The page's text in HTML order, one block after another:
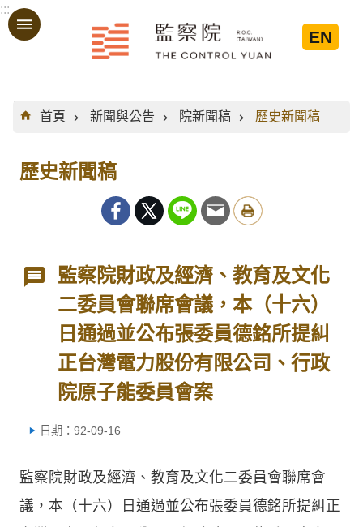
跳到主要內容區塊
:::
EN
:::
首頁
新聞與公告 院新聞稿 歷史新聞稿
歷史新聞稿
監察院財政及經濟、教育及文化
二委員會聯席會議，本（十六）
日通過並公布張委員德銘所提糾
正台灣電力股份有限公司、行政
院原子能委員會案
日期：92-09-16
監察院財政及經濟、教育及文化二委員會聯席會
議，本（十六）日通過並公布張委員德銘所提糾正